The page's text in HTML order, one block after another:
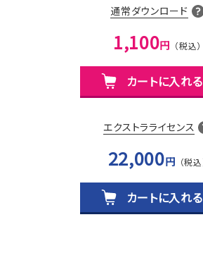
通常ダウンロード
1,100円
カートに入れる
エクストラライセンス
22,000円
カートに入れる